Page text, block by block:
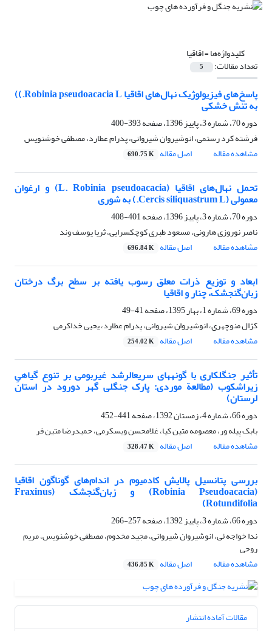
کلیدواژه‌ها =اقاقیا
تعداد مقالات: 5
پاسخ‌های فیزیولوژیک نهال‌های اقاقیا Robinia pseudoacacia L.))
به تنش خشکی
دوره 70، شماره 3، پاییز 1396، صفحه
393-400
فرشته کرد رستمی، انوشیروان شیروانی، پدرام عطارد، مصطفی خوشنویس
مشاهده مقاله
اصل مقاله 690.75 K
تحمل نهال‌های اقاقیا (L. Robinia pseudoacacia) و ارغوان
معمولی (Cercis siliquastrum L.) به شوری
دوره 70، شماره 3، پاییز 1396، صفحه
401-408
ناصر نوروزی هارونی، مسعود طبری کوچکسرایی، ثریا یوسف وند
مشاهده مقاله
اصل مقاله 696.84 K
ابعاد و توزیع ذرات معلق رسوب یافته بر سطح برگ درختان
زبان‌گنجشک، چنار و اقاقیا
دوره 69، شماره 1، بهار 1395، صفحه
41-49
کژال منوچهری، انوشیروان شیروانی، پدرام عطارد، یحیی خداکرمی
مشاهده مقاله
اصل مقاله 254.02 K
تأثیر جنگل‏کاری با گونه‏‏‏‏های سریع‏الرشد غیربومی بر تنوع گیاهیِ
زیراشکوب (مطالعة موردی: پارک جنگلی گهر دورود در استان
لرستان)
دوره 66، شماره 4، زمستان 1392، صفحه
441-452
بابک پیله ور، معصومه متین کیا، غلامحسن ویسکرمی، حمیدرضا متین فر
مشاهده مقاله
اصل مقاله 328.47 K
بررسی پتانسیل پالایش کادمیوم در اندام‌‌‌های گوناگون اقاقیا
(Robinia Pseudoacacia) و زبان‌‌گنجشک (Fraxinus
Rotundifolia)
دوره 66، شماره 3، پاییز 1392، صفحه
257-266
ندا خواجه ئی، انوشیروان شیروانی، مجید مخدوم، مصطفی خوشنویس، مریم
روحی
مشاهده مقاله
اصل مقاله 436.85 K
مقالات آماده انتشار